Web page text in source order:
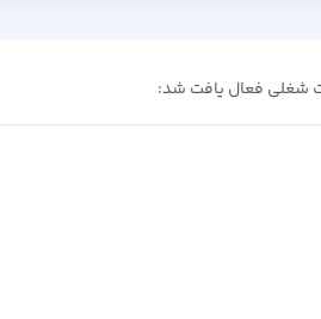
‌شغلی فعال یافت شد: